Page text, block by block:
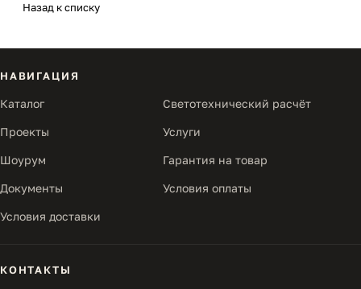
Назад к списку
НАВИГАЦИЯ
Каталог Светотехнический расчёт
Проекты Услуги
Шоурум Гарантия на товар
Документы Условия оплаты
Условия доставки
КОНТАКТЫ